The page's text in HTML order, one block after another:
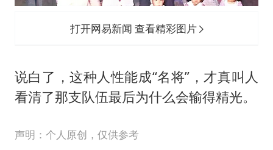
打开网易新闻 查看精彩图片
说白了，这种人性能成“名将”，才真叫人
看清了那支队伍最后为什么会输得精光。
声明：个人原创，仅供参考